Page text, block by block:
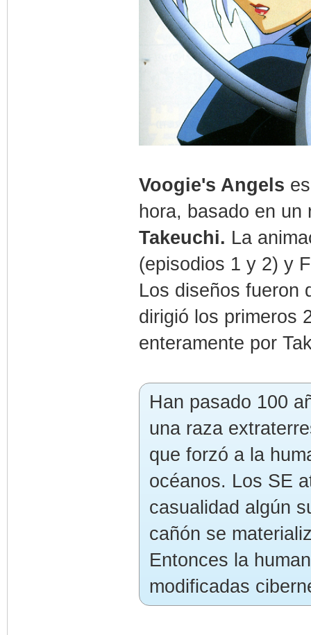
Voogie's Angels
hora, basado en
Takeuchi. La
(episodios 1 y 2) y
Los diseños fueron
dirigió los primeros
enteramente por
Han pasado 100
una raza
que forzó a la
océanos. Los SE
casualidad algún
cañón se
Entonces la
modificadas